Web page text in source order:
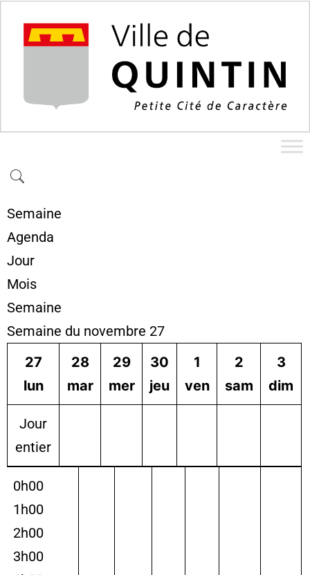
Semaine
Agenda
Jour
Mois
Semaine
Semaine du novembre 27
27
lun
28
mar
29
mer
30
jeu
1
ven
2
sam
3
dim
Jour
entier
0h00
1h00
2h00
3h00